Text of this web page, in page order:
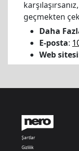
geçmekten
Daha
E-posta:
Web sitesi
Şartlar
Gizlilik